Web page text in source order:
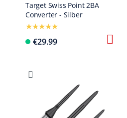
Target Swiss Point 2BA
Converter - Silber
€29.99